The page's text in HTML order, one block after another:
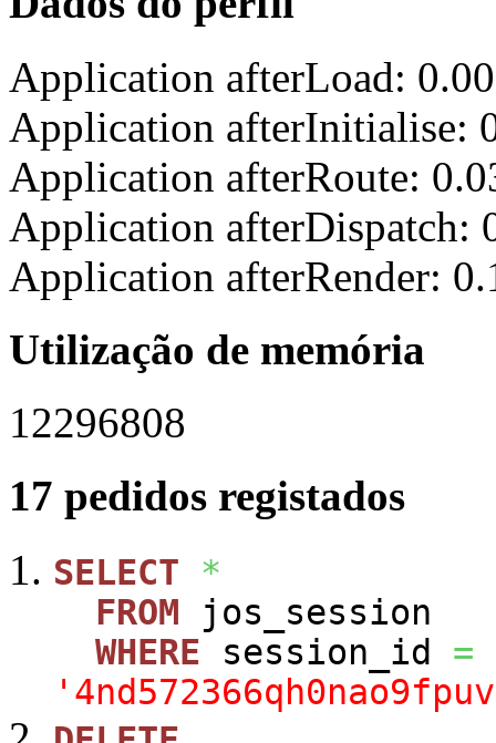
Application afterLoad:
Application afterInitialise:
Application afterRoute:
Application afterDispatch:
Application afterRender:
Utilização de memória
12296808
17 pedidos registados
SELECT
*
FROM jos_session
WHERE session_id =